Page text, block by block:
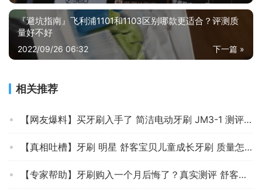
『避坑指南』飞利浦1101和1103区别哪款更适合？评测质
量好不好
下一篇 »
2022/09/26 06:32
相关推荐
【网友爆料】买牙刷入手了 简洁电动牙刷 JM3-1 测评有人说坑？质量到底怎么样？
【真相吐槽】牙刷 明星 舒客宝贝儿童成长牙刷 质量怎么样？来看看图文评测！
【专家帮助】牙刷购入一个月后悔了？真实测评 舒客宝贝儿童保健牙刷 质量怎么样，必看！